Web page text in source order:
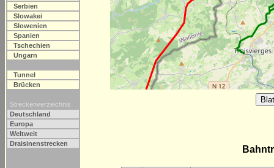
Serbien
Slowakei
Slowenien
Spanien
Tschechien
Ungarn
Tunnel
Brücken
Streckenverzeichnis
Deutschland
Europa
Weltweit
Draisinenstrecken